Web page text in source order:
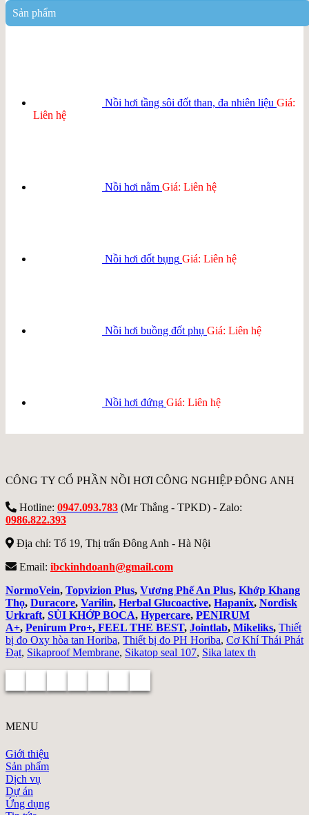
Sản phẩm
Nồi hơi tầng sôi đốt than, đa nhiên liệu Giá:
Liên hệ
Nồi hơi nằm Giá: Liên hệ
Nồi hơi đốt bụng Giá: Liên hệ
Nồi hơi buồng đốt phụ Giá: Liên hệ
Nồi hơi đứng Giá: Liên hệ
CÔNG TY CỔ PHẦN NỒI HƠI CÔNG NGHIỆP ĐÔNG ANH
Hotline: 0947.093.783 (Mr Thắng - TPKD) - Zalo:
0986.822.393
Địa chỉ: Tổ 19, Thị trấn Đông Anh - Hà Nội
Email: ibckinhdoanh@gmail.com
NormoVein, Topvizion Plus, Vương Phế An Plus, Khớp Khang
Thọ, Duracore, Varilin, Herbal Glucoactive, Hapanix, Nordisk
Urkraft, SỦI KHỚP BOCA, Hypercare, PENIRUM
A+, Penirum Pro+, FEEL THE BEST, Jointlab, Mikeliks, Thiết
bị đo Oxy hòa tan Horiba, Thiết bị đo PH Horiba, Cơ Khí Thái Phát
Đạt, Sikaproof Membrane, Sikatop seal 107, Sika latex th
MENU
Giới thiệu
Sản phẩm
Dịch vụ
Dự án
Ứng dụng